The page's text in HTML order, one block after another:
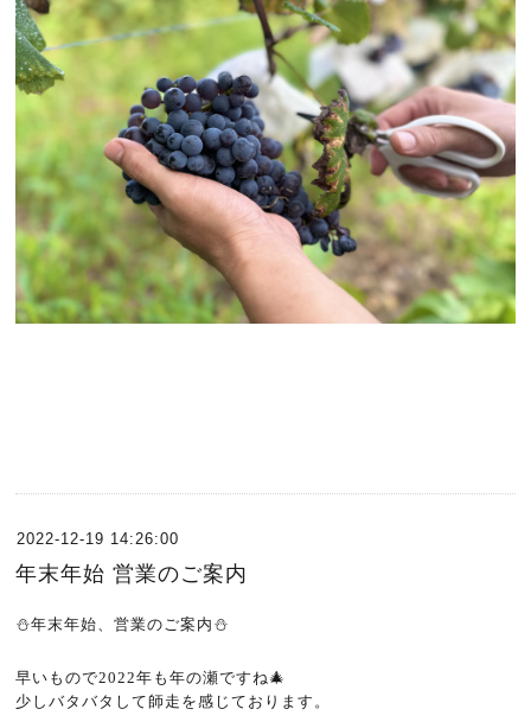
2022-12-19 14:26:00
年末年始 営業のご案内
⛄️年末年始、営業のご案内 ⛄️
早いもので2022年も年の瀬ですね 🎄
少しバタバタして師走を感じております。